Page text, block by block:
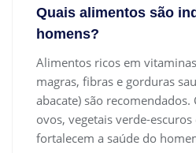
Quais alimentos são
homens?
Alimentos ricos em
magras, fibras e gorduras
abacate) são recomendados.
ovos, vegetais verde-
fortalecem a saúde do